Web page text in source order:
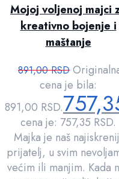
Mojoj voljenoj majci
kreativno bojenje i
maštanje
891,00RSD
cena je bila:
891,00 RSD.
cena je: 757,35 RSD.
Majka je naš
prijatelj, u svim
većim ili manjim. Kada